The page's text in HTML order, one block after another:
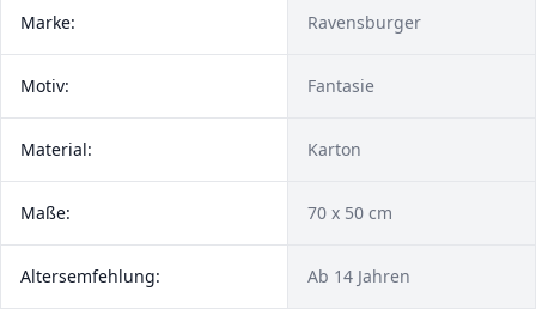
Marke: Ravensburger
Motiv: Fantasie
Material: Karton
Maße: 70 x 50 cm
Altersemfehlung: Ab 14 Jahren